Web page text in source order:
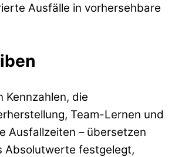
Ausfälle in vorhersehbare
Kennzahlen, die
Team-Lernen und
Ausfallzeiten – übersetzen
Absolutwerte festgelegt,